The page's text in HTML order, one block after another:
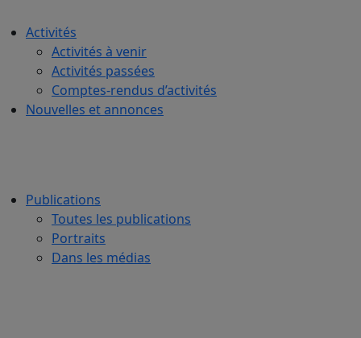
Activités
Activités à venir
Activités passées
Comptes-rendus d’activités
Nouvelles et annonces
Publications
Toutes les publications
Portraits
Dans les médias